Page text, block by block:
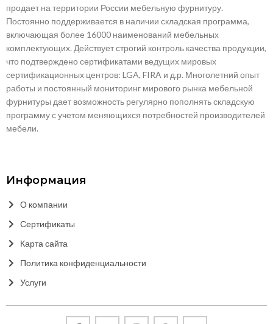
продает на территории России мебельную фурнитуру.
Постоянно поддерживается в наличии складская программа,
включающая более 16000 наименований мебельных
комплектующих. Действует строгий контроль качества продукции,
что подтверждено сертификатами ведущих мировых
сертификационных центров: LGA, FIRA и д.р. Многолетний опыт
работы и постоянный мониторинг мирового рынка мебельной
фурнитуры дает возможность регулярно пополнять складскую
программу с учетом меняющихся потребностей производителей
мебели.
Информация
О компании
Сертификаты
Карта сайта
Политика конфиденциальности
Услуги